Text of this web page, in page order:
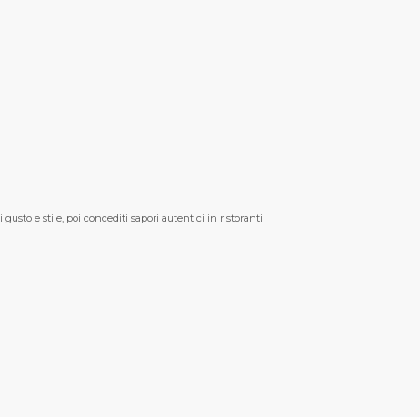
e stile, poi concediti sapori autentici in ristoranti